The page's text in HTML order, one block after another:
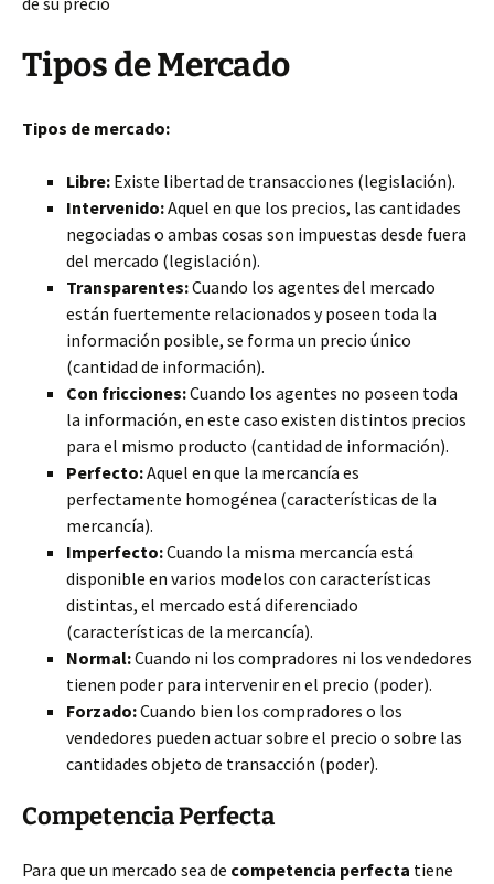
Tipos de Mercado
Tipos de mercado:
Libre: Existe libertad de transacciones (legislación).
Intervenido:Aquel en que los precios, las cantidades
negociadas o ambas cosas son impuestas desde fuera
del mercado (legislación).
Transparentes:Cuando los agentes del mercado
están fuertemente relacionados y poseen toda la
información posible, se forma un precio único
(cantidad de información).
Con fricciones:Cuando los agentes no poseen toda
la información, en este caso existen distintos precios
para el mismo producto (cantidad de información).
Perfecto:Aquel en que la mercancía es
perfectamente homogénea (características de la
mercancía).
Imperfecto:Cuando la misma mercancía está
disponible en varios modelos con características
distintas, el mercado está diferenciado
(características de la mercancía).
Normal:Cuando ni los compradores ni los vendedores
tienen poder para intervenir en el precio (poder).
Forzado:Cuando bien los compradores o los
vendedores pueden actuar sobre el precio o sobre las
cantidades objeto de transacción (poder).
Competencia Perfecta
Para que un mercado sea de competencia perfecta tiene